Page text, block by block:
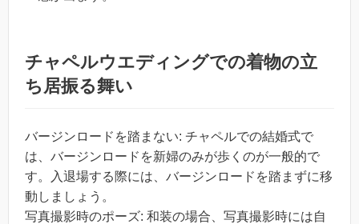
チャペルウエディングでの着物の立
ち居振る舞い
バージンロードを踏まない: チャペルでの結婚式で
は、バージンロードを新婦のみが歩くのが一般的で
す。入退場する際には、バージンロードを踏まずに移
動しましょう。
写真撮影時のポーズ: 和装の場合、写真撮影時には自